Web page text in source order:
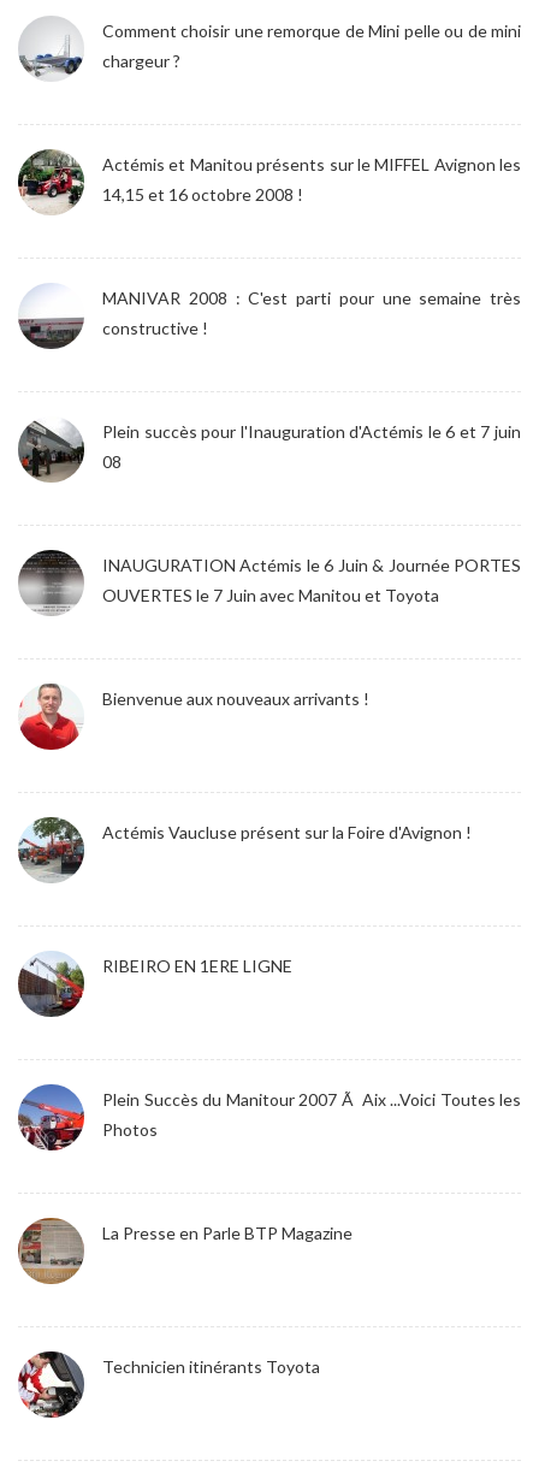
Comment choisir une remorque de Mini pelle ou de mini
chargeur ?
Actémis et Manitou présents sur le MIFFEL Avignon les
14,15 et 16 octobre 2008 !
MANIVAR 2008 : C'est parti pour une semaine très
constructive !
Plein succès pour l'Inauguration d'Actémis le 6 et 7 juin
08
INAUGURATION Actémis le 6 Juin & Journée PORTES
OUVERTES le 7 Juin avec Manitou et Toyota
Bienvenue aux nouveaux arrivants !
Actémis Vaucluse présent sur la Foire d'Avignon !
RIBEIRO EN 1ERE LIGNE
Plein Succès du Manitour 2007 Ã Aix ...Voici Toutes les
Photos
La Presse en Parle BTP Magazine
Technicien itinérants Toyota